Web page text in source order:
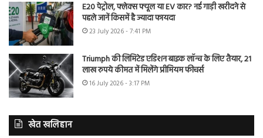
E20 पेट्रोल, फ्लेक्स फ्यूल या EV कार? नई गाड़ी खरीदने से
पहले जानें किसमें है ज्यादा फायदा
23 July 2026 - 7:41 PM
Triumph की लिमिटेड एडिशन बाइक लॉन्च के लिए तैयार, 21
लाख रुपये कीमत में मिलेंगे प्रीमियम फीचर्स
16 July 2026 - 3:17 PM
खेत खलिहान